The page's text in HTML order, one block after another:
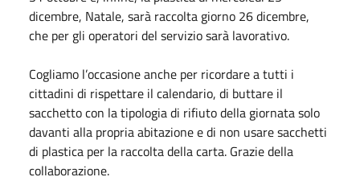
dicembre, Natale, sarà raccolta giorno 26 dicembre,
che per gli operatori del servizio sarà lavorativo.
Cogliamo l’occasione anche per ricordare a tutti i
cittadini di rispettare il calendario, di buttare il
sacchetto con la tipologia di rifiuto della giornata solo
davanti alla propria abitazione e di non usare sacchetti
di plastica per la raccolta della carta. Grazie della
collaborazione.